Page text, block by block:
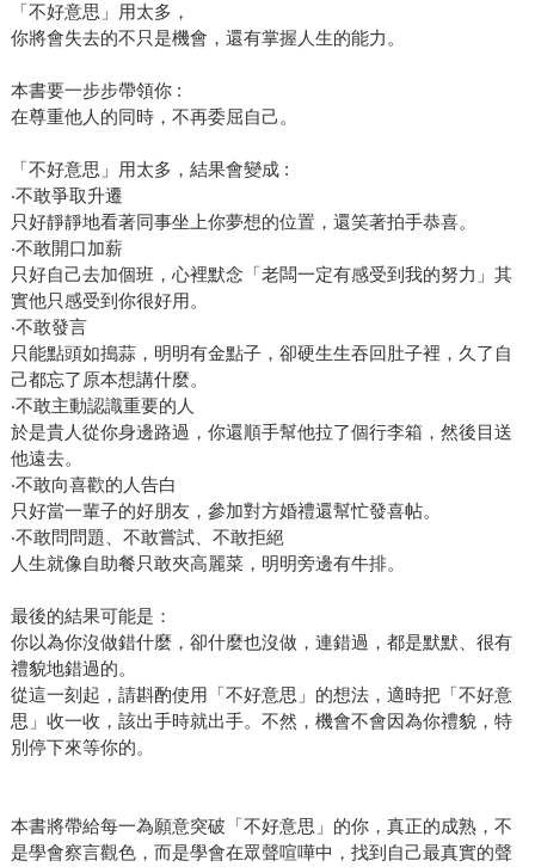
「不好意思」用太多，
你將會失去的不只是機會，還有掌握人生的能力。
本書要一步步帶領你 :
在尊重他人的同時，不再委屈自己。
「不好意思」用太多，結果會變成 :
‧不敢爭取升遷
只好靜靜地看著同事坐上你夢想的位置，還笑著拍手恭喜。
‧不敢開口加薪
只好自己去加個班，心裡默念「老闆一定有感受到我的努力」其
實他只感受到你很好用。
‧不敢發言
只能點頭如搗蒜，明明有金點子，卻硬生生吞回肚子裡，久了自
己都忘了原本想講什麼。
‧不敢主動認識重要的人
於是貴人從你身邊路過，你還順手幫他拉了個行李箱，然後目送
他遠去。
‧不敢向喜歡的人告白
只好當一輩子的好朋友，參加對方婚禮還幫忙發喜帖。
‧不敢問問題、不敢嘗試、不敢拒絕
人生就像自助餐只敢夾高麗菜，明明旁邊有牛排。
最後的結果可能是：
你以為你沒做錯什麼，卻什麼也沒做，連錯過，都是默默、很有
禮貌地錯過的。
從這一刻起，請斟酌使用「不好意思」的想法，適時把「不好意
思」收一收，該出手時就出手。不然，機會不會因為你禮貌，特
別停下來等你的。
本書將帶給每一為願意突破「不好意思」的你，真正的成熟，不
是學會察言觀色，而是學會在眾聲喧嘩中，找到自己最真實的聲